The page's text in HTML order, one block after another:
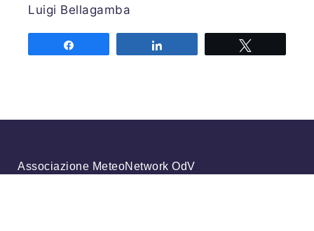
Luigi Bellagamba
Associazione MeteoNetwork OdV